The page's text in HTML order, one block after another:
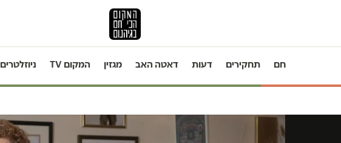
חם תחקירים דעות דאטה האב מגזין המקום TV ניוזלטרים